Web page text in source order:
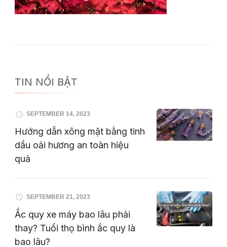
TIN NỔI BẬT
SEPTEMBER 14, 2023
Hướng dẫn xông mặt bằng tinh
dầu oải hương an toàn hiệu
quả
SEPTEMBER 21, 2023
Ắc quy xe máy bao lâu phải
thay? Tuổi thọ bình ắc quy là
bao lâu?